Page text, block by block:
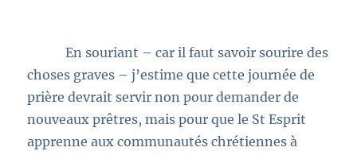
En souriant – car il faut savoir sourire des
choses graves – j’estime que cette journée de
prière devrait servir non pour demander de
nouveaux prêtres, mais pour que le St Esprit
apprenne aux communautés chrétiennes à